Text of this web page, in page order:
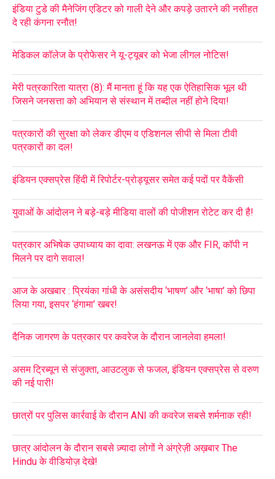
इंडिया टुडे की मैनेजिंग एडिटर को गाली देने और कपड़े उतारने की नसीहत
दे रही कंगना रनौत!
मेडिकल कॉलेज के प्रोफेसर ने यू-ट्यूबर को भेजा लीगल नोटिस!
मेरी पत्रकारिता यात्रा (8): मैं मानता हूं कि यह एक ऐतिहासिक भूल थी
जिसने जनसत्ता को अभियान से संस्थान में तब्दील नहीं होने दिया!
पत्रकारों की सुरक्षा को लेकर डीएम व एडिशनल सीपी से मिला टीवी
पत्रकारों का दल!
इंडियन एक्सप्रेस हिंदी में रिपोर्टर-प्रोड्यूसर समेत कई पदों पर वैकेंसी
युवाओं के आंदोलन ने बड़े-बड़े मीडिया वालों की पोजीशन रोटेट कर दी है!
पत्रकार अभिषेक उपाध्याय का दावा: लखनऊ में एक और FIR, कॉपी न
मिलने पर दागे सवाल!
आज के अखबार : प्रियंका गांधी के असंसदीय ‘भाषण’ और ‘भाषा’ को छिपा
लिया गया, इसपर ‘हंगामा’ खबर!
दैनिक जागरण के पत्रकार पर कवरेज के दौरान जानलेवा हमला!
असम ट्रिब्यून से संजुक्ता, आउटलुक से फजल, इंडियन एक्सप्रेस से वरुण
की नई पारी!
छात्रों पर पुलिस कार्रवाई के दौरान ANI की कवरेज सबसे शर्मनाक रही!
छात्र आंदोलन के दौरान सबसे ज़्यादा लोगों ने अंग्रेज़ी अख़बार The
Hindu के वीडियोज़ देखे!